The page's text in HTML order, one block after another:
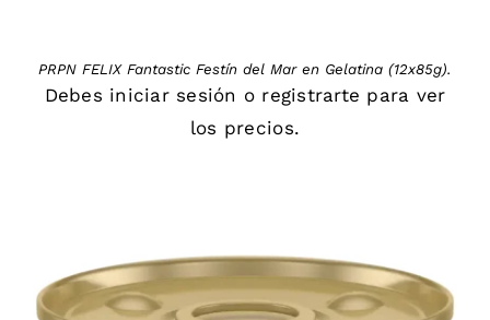
PRPN FELIX Fantastic Festín del Mar en Gelatina (12x85g).
Debes iniciar sesión o registrarte para ver
los precios.